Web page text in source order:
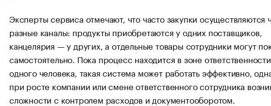
Эксперты сервиса отмечают, что часто закупки осуществляются
разные каналы: продукты приобретаются у одних поставщиков,
канцелярия — у других, а отдельные товары сотрудники могут
самостоятельно. Пока процесс находится в зоне ответственности
одного человека, такая система может работать эффективно,
при росте компании или смене ответственного сотрудника
сложности с контролем расходов и документооборотом.